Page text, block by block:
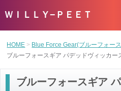
ＷＩＬＬＹ−ＰＥＥＴ
HOME Blue Force Gear(ブルーフォー
ブルーフォースギア パデッドヴィッカー
ブルーフォースギア